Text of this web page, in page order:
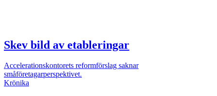
Skev bild av etableringar
Accelerationskontorets reformförslag saknar
småföretagarperspektivet.
Krönika